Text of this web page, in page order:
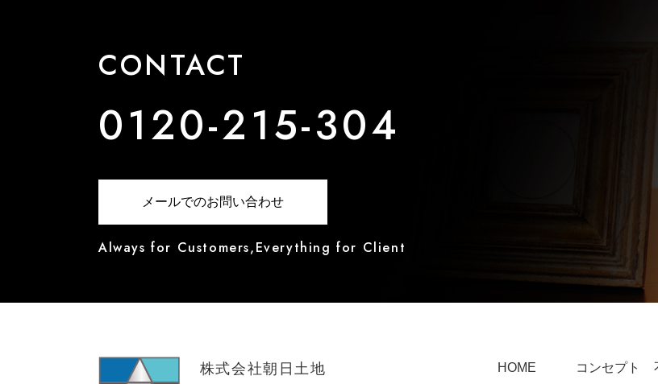
CONTACT
0120-215-304
メールでのお問い合わせ
Always for Customers,Everything for Client
株式会社朝日土地 HOME コンセプト